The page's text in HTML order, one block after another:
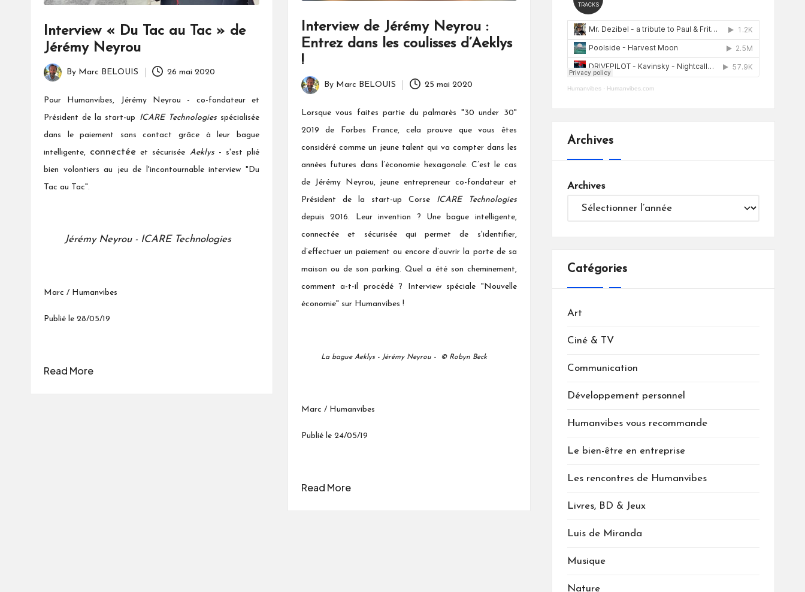
Interview « Du Tac au Tac » de
Jérémy Neyrou
Posted
By Marc BELOUIS 26 mai 2020
Pour Humanvibes, Jérémy Neyrou - co-fondateur et
Président de la start-up ICARE Technologiesspécialisée
dans le paiement sans contact grâce à leur bague
intelligente, connectée et sécurisée Aeklys- s'est plié
bien volontiers au jeu de l'incontournable interview "Du
Tac au Tac".
Jérémy Neyrou - ICARE Technologies
Marc / Humanvibes
Publié le 28/05/19
Read More
Interview de Jérémy Neyrou :
Entrez dans les coulisses d’Aeklys
!
Posted
By Marc BELOUIS 25 mai 2020
Lorsque vous faites partie du palmarès "30 under 30"
2019 de Forbes France, cela prouve que vous êtes
considéré comme un jeune talent qui va compter dans les
années futures dans l’économie hexagonale. C’est le cas
de Jérémy Neyrou, jeune entrepreneur co-fondateur et
Président de la start-up Corse ICARE Technologies
depuis 2016. Leur invention ? Une bague intelligente,
connectée et sécurisée qui permet de s'identifier,
d’effectuer un paiement ou encore d’ouvrir la porte de sa
maison ou de son parking. Quel a été son cheminement,
comment a-t-il procédé ? Interview spéciale "Nouvelle
économie" sur Humanvibes !
La bague Aeklys - Jérémy Neyrou - © Robyn Beck
Marc / Humanvibes
Publié le 24/05/19
Read More
Humanvibes· Humanvibes.com
Archives
Archives
Catégories
Art
Ciné & TV
Communication
Développement personnel
Humanvibes vous recommande
Le bien-être en entreprise
Les rencontres de Humanvibes
Livres, BD & Jeux
Luis de Miranda
Musique
Nature